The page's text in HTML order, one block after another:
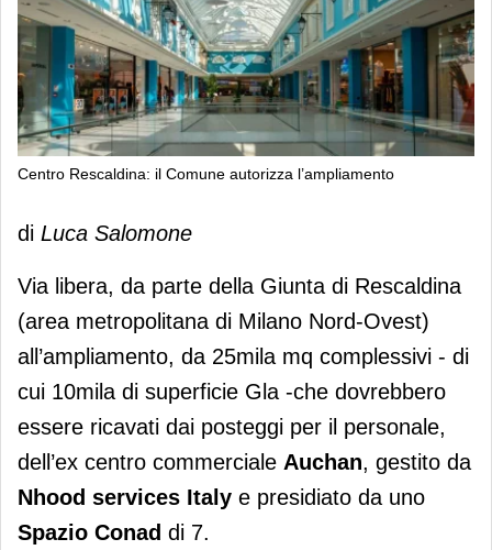
Centro Rescaldina: il Comune autorizza l’ampliamento
Centro Rescaldina: il Comune
autorizza l’ampliamento
di Luca Salomone
Via libera, da parte della Giunta di Rescaldina
(area metropolitana di Milano Nord-Ovest)
all’ampliamento, da 25mila mq complessivi - di
cui 10mila di superficie Gla -che dovrebbero
essere ricavati dai posteggi per il personale,
dell’ex centro commerciale Auchan, gestito da
Nhood services Italy e presidiato da uno
Spazio Conad di 7.